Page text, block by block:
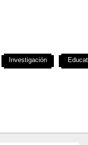
Investigación